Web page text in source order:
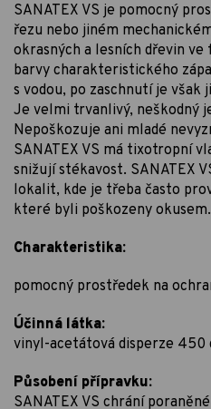
SANATEX VS je pomocný
řezu nebo jiném
okrasných a lesních dřevin
barvy charakteristického
s vodou, po zaschnutí je však
Je velmi trvanlivý, neškodný
Nepoškozuje ani mladé
SANATEX VS má tixotropní
snižují stékavost. SANATEX
lokalit, kde je třeba často
které byli poškozeny okusem.
Charakteristika:
pomocný prostředek na
Účinná látka:
vinyl-acetátová disperze 450
Působení přípravku:
SANATEX VS chrání